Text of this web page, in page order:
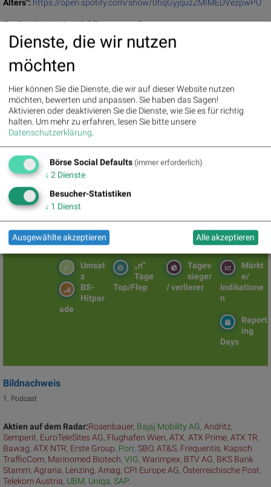
Alters": https://open.spotify.com/show/0hqGyjquzZMIMEDVezpwPU
Zur Playlist mit denLieblingssongs der
BörsianerInnen
https://open.spotify.com/playlist/7l9vfipnShL4FOmgE
zQGmK, Zuordnungen der Lieblingssongs
unter:https://photaq.com/page/index/3965
BSN Podcasts
Christian Drastil: Wiener Börse Plausch
Private Investor Relations Podcast #38: 10 Vokabel, um
Asta besser zu verstehen (Christoph Rainer / Maxim
BSNgine
Top/Fl
op
Diashows
Star/R
utsch
der Stunde
Matrix
Movin
g
Averages
Märkt
e/
Indikatione
n
Tages
sieger
/ verlierer
„n“
Tage
Top/Flop
Umsat
z
BS-
Hitpar
ade
Report
ing
Days
Bildnachweis
1. Podcast
Aktien auf dem Radar:Rosenbauer, Bajaj Mobility AG, Andritz,
Semperit, EuroTeleSites AG, Flughafen Wien, ATX, ATX Prime, ATX TR,
Bawag, ATX NTR, Erste Group, Porr, SBO, AT&S, Frequentis, Kapsch
TrafficCom, Marinomed Biotech, VIG, Warimpex, BTV AG, BKS Bank
Stamm, Agrana, Lenzing, Amag, CPI Europe AG, Österreichische Post,
Telekom Austria, UBM, Uniqa, SAP.
Dienste, die wir nutzen
möchten
Hier können Sie die Dienste, die wir auf dieser Website nutzen
möchten, bewerten und anpassen. Sie haben das Sagen!
Aktivieren oder deaktivieren Sie die Dienste, wie Sie es für richtig
halten. Um mehr zu erfahren, lesen Sie bitte unsere
Datenschutzerklärung.
Börse Social Defaults (immer erforderlich)
↓ 2 Dienste
Besucher-Statistiken
↓ 1 Dienst
Ausgewählte akzeptieren Alle akzeptieren